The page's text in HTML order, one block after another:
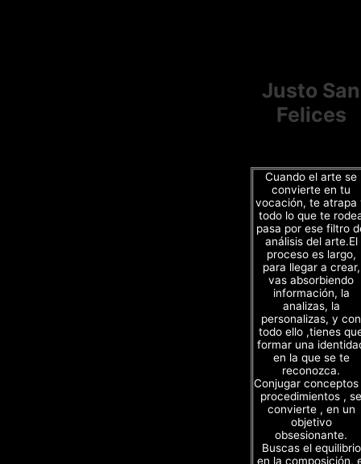
Justo San
Felices
Cuando el arte se
convierte en tu
vocación, te atrapa
todo lo que te
pasa por ese filtro
análisis del arte.El
proceso es largo,
para llegar a crear,
vas absorbiendo
información, la
analizas, la
personalizas, y con
todo ello ,tienes
formar una
en la que se te
reconozca.
Conjugar
procedimientos , se
convierte , en un
objetivo
obsesionante.
Buscas el equilibrio
en la composición,